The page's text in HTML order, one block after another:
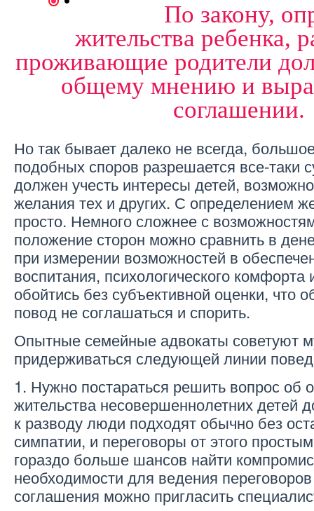
По закону,
жительства ребенка,
проживающие родители
общему мнению и
соглашении.
Но так бывает далеко не всегда,
подобных споров разрешается все-таки
должен учесть интересы детей,
желания тех и других. С определением
просто. Немного сложнее с
положение сторон можно сравнить в
при измерении возможностей в
воспитания, психологического комфорта
обойтись без субъективной оценки, что
повод не соглашаться и спорить.
Опытные семейные адвокаты советуют
придерживаться следующей линии
1. Нужно постараться решить вопрос об
жительства несовершеннолетних детей
к разводу люди подходят обычно без
симпатии, и переговоры от этого
гораздо больше шансов найти
необходимости для ведения
соглашения можно пригласить